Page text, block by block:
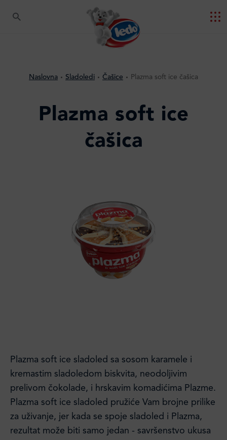
Naslovna Sladoledi Čašice Plazma soft ice čašica
Plazma soft ice
čašica
Plazma soft ice sladoled sa sosom karamele i
kremastim sladoledom biskvita, neodoljivim
prelivom čokolade, i hrskavim komadićima Plazme.
Plazma soft ice sladoled pružiće Vam brojne prilike
za uživanje, jer kada se spoje sladoled i Plazma,
rezultat može biti samo jedan - savršenstvo ukusa